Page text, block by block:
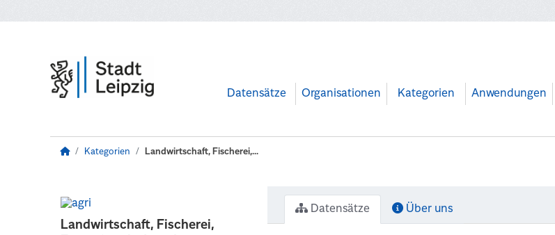
Datensätze Organisationen Kategorien Anwendungen
Kategorien Landwirtschaft, Fischerei,...
Landwirtschaft, Fischerei,
Datensätze Über uns